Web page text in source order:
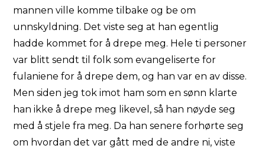
mannen ville komme tilbake og be om
unnskyldning. Det viste seg at han egentlig
hadde kommet for å drepe meg. Hele ti personer
var blitt sendt til folk som evangeliserte for
fulaniene for å drepe dem, og han var en av disse.
Men siden jeg tok imot ham som en sønn klarte
han ikke å drepe meg likevel, så han nøyde seg
med å stjele fra meg. Da han senere forhørte seg
om hvordan det var gått med de andre ni, viste